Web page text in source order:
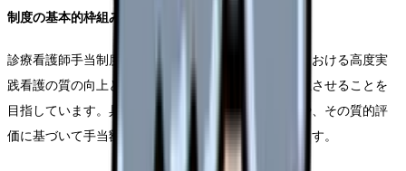
制度の基本的枠組み
診療看護師手当制度の基本的な枠組みは、医療機関における高度実
践看護の質の向上と、診療看護師の適切な評価を両立させることを
目指しています。具体的には、特定行為の実施件数や、その質的評
価に基づいて手当額が決定される仕組みとなっています。